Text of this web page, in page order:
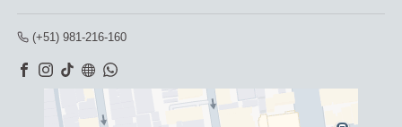
(+51) 981-216-160